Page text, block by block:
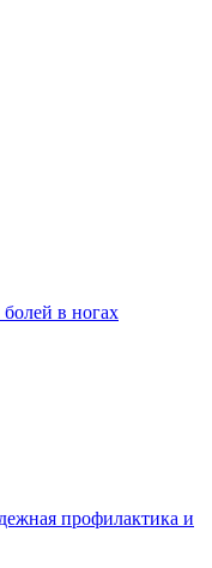
в ногах
профилактика и